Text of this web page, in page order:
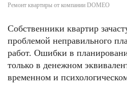
Ремонт квартиры от компании DOMEO
Собственники квартир
проблемой неправильного
работ. Ошибки в
только в денежном
временном и